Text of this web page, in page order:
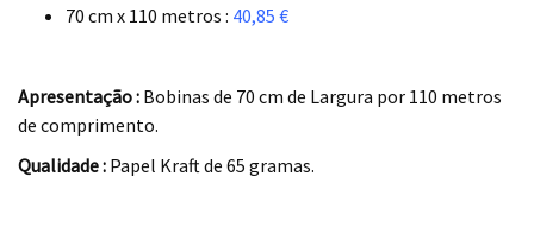
70 cm x 110 metros : 40,85 €
Apresentação : Bobinas de 70 cm de Largura por 110 metros
de comprimento.
Qualidade : Papel Kraft de 65 gramas.